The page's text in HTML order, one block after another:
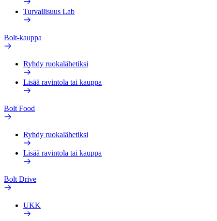
Turvallisuus Lab
Bolt-kauppa
Ryhdy ruokalähetiksi
Lisää ravintola tai kauppa
Bolt Food
Ryhdy ruokalähetiksi
Lisää ravintola tai kauppa
Bolt Drive
UKK